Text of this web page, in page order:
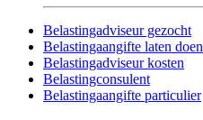
Belastingadviseur gezocht
Belastingaangifte laten doen
Belastingadviseur kosten
Belastingconsulent
Belastingaangifte particulier